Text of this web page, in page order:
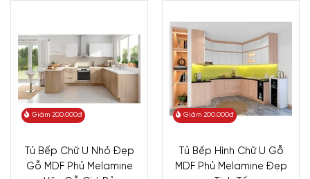
Giảm 200.000đ
Tủ Bếp Chữ U Nhỏ Đẹp
Gỗ MDF Phủ Melamine
Giảm 200.000đ
Tủ Bếp Hình Chữ U Gỗ
MDF Phủ Melamine Đẹp